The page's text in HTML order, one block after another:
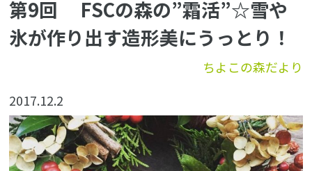
ちよこの森だより
第9回 FSCの森の”霜活”☆雪や
氷が作り出す造形美にうっとり！
2017.12.2